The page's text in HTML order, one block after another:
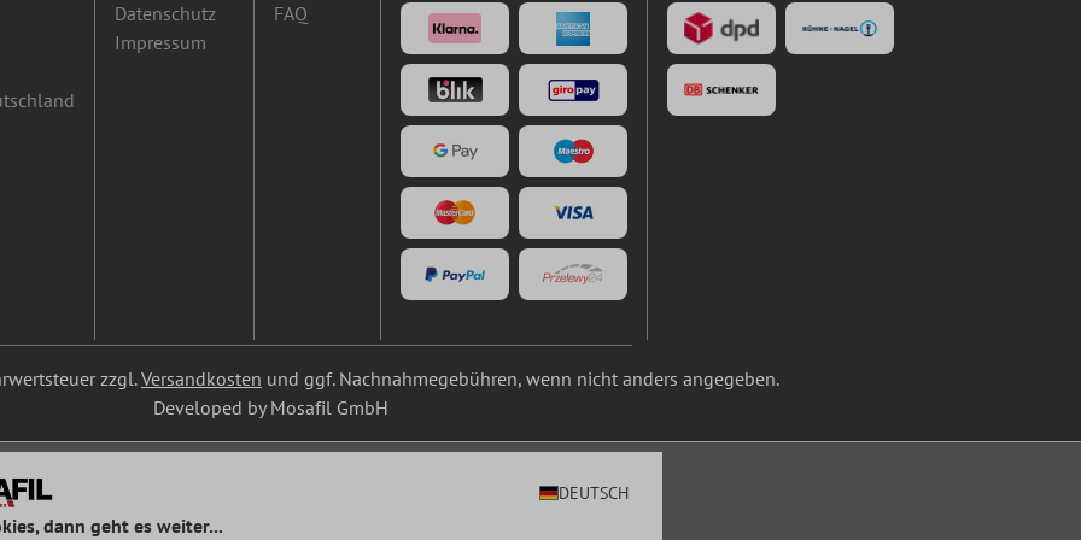
Datenschutz
Impressum
FAQ
zzgl.Versandkosten und ggf. Nachnahmegebühren, wenn nicht anders angegeben.
Developed by Mosafil GmbH
DEUTSCH
dann geht es weiter...